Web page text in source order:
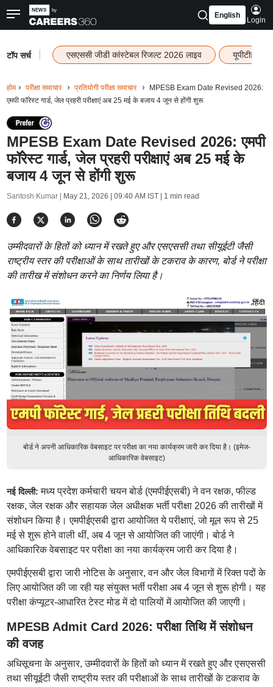
English
Login
टॉप सर्च एसएससी जीडी कांस्टेबल रिजल्ट 2026 लाइव यूपीटीईटी
होम परीक्षा समाचार प्रतियोगी परीक्षा समाचार
MPESB Exam Date Revised 2026:
एमपी फॉरेस्ट गार्ड, जेल प्रहरी परीक्षाएं अब 25 मई के बजाय 4 जून से होंगी शुरू
MPESB Exam Date Revised 2026: एमपी
फॉरेस्ट गार्ड, जेल प्रहरी परीक्षाएं अब 25 मई के
बजाय 4 जून से होंगी शुरू
Santosh Kumar | May 21, 2026 | 09:40 AM IST| 1 min read
उम्मीदवारों के हितों को ध्यान में रखते हुए और एसएससी तथा सीयूईटी जैसी
राष्ट्रीय स्तर की परीक्षाओं के साथ तारीखों के टकराव के कारण, बोर्ड ने परीक्षा
की तारीख में संशोधन करने का निर्णय लिया है।
बोर्ड ने अपनी आधिकारिक वेबसाइट पर परीक्षा का नया कार्यक्रम जारी कर दिया है। (इमेज-
आधिकारिक वेबसाइट)
नई दिल्ली:मध्य प्रदेश कर्मचारी चयन बोर्ड (एमपीईएसबी) ने वन रक्षक, फील्ड
रक्षक, जेल रक्षक और सहायक जेल अधीक्षक भर्ती परीक्षा 2026 की तारीखों में
संशोधन किया है। एमपीईएसबी द्वारा आयोजित ये परीक्षाएं, जो मूल रूप से 25
मई से शुरू होने वाली थीं, अब 4 जून से आयोजित की जाएंगी। बोर्ड ने
आधिकारिक वेबसाइट पर परीक्षा का नया कार्यक्रम जारी कर दिया है।
एमपीईएसबी द्वारा जारी नोटिस के अनुसार, वन और जेल विभागों में रिक्त पदों के
लिए आयोजित की जा रही यह संयुक्त भर्ती परीक्षा अब 4 जून से शुरू होगी। यह
परीक्षा कंप्यूटर-आधारित टेस्ट मोड में दो पालियों में आयोजित की जाएगी।
MPESB Admit Card 2026: परीक्षा तिथि में संशोधन
की वजह
अधिसूचना के अनुसार, उम्मीदवारों के हितों को ध्यान में रखते हुए और एसएससी
तथा सीयूईटी जैसी राष्ट्रीय स्तर की परीक्षाओं के साथ तारीखों के टकराव के